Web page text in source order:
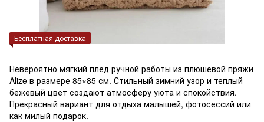
Бесплатная доставка
Невероятно мягкий плед ручной работы из плюшевой пряжи
Alize в размере 85×85 см. Стильный зимний узор и теплый
бежевый цвет создают атмосферу уюта и спокойствия.
Прекрасный вариант для отдыха малышей, фотосессий или
как милый подарок.